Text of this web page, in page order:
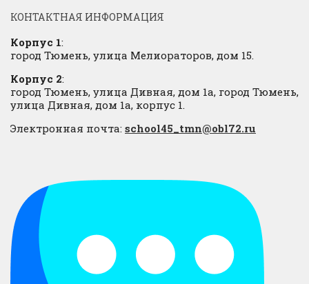
КОНТАКТНАЯ ИНФОРМАЦИЯ
Корпус 1:
город Тюмень, улица Мелиораторов, дом 15.
Корпус 2:
город Тюмень, улица Дивная, дом 1а, город Тюмень,
улица Дивная, дом 1а, корпус 1.
Электронная почта: school45_tmn@obl72.ru